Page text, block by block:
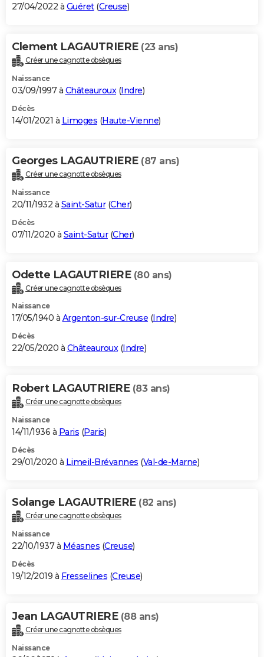
27/04/2022 à Guéret(Creuse)
Clement LAGAUTRIERE (23 ans)
Créer une cagnotte obsèques
Naissance
03/09/1997 à Châteauroux(Indre)
Décès
14/01/2021 à Limoges (Haute-Vienne)
Georges LAGAUTRIERE (87 ans)
Créer une cagnotte obsèques
Naissance
20/11/1932 à Saint-Satur(Cher)
Décès
07/11/2020 à Saint-Satur(Cher)
Odette LAGAUTRIERE (80 ans)
Créer une cagnotte obsèques
Naissance
17/05/1940 à Argenton-sur-Creuse (Indre)
Décès
22/05/2020 à Châteauroux(Indre)
Robert LAGAUTRIERE (83 ans)
Créer une cagnotte obsèques
Naissance
14/11/1936 à Paris (Paris)
Décès
29/01/2020 à Limeil-Brévannes (Val-de-Marne)
Solange LAGAUTRIERE (82 ans)
Créer une cagnotte obsèques
Naissance
22/10/1937 à Méasnes (Creuse)
Décès
19/12/2019 à Fresselines (Creuse)
Jean LAGAUTRIERE (88 ans)
Créer une cagnotte obsèques
Naissance